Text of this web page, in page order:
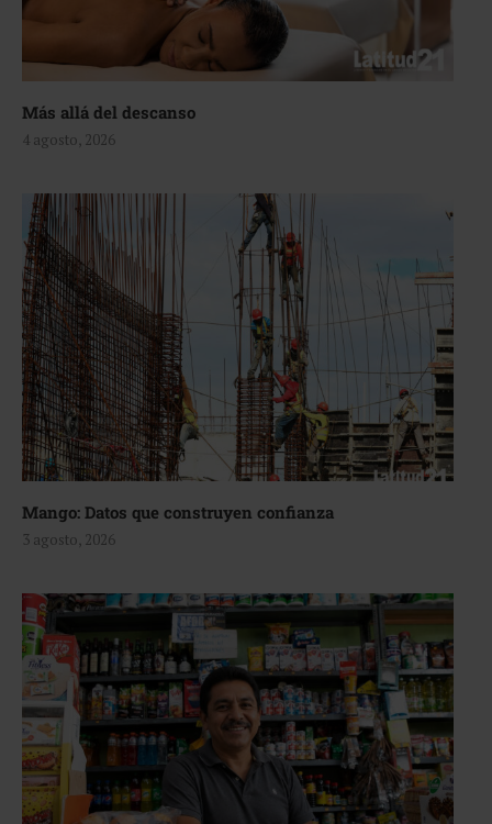
Más allá del descanso
4 agosto, 2026
Mango: Datos que construyen confianza
3 agosto, 2026